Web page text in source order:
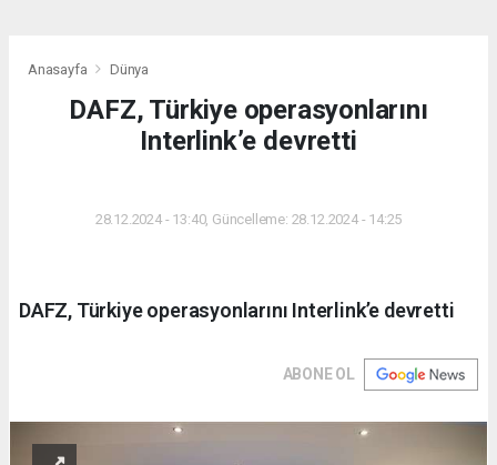
Anasayfa Dünya
DAFZ, Türkiye operasyonlarını
Interlink’e devretti
28.12.2024 - 13:40, Güncelleme: 28.12.2024 - 14:25
DAFZ, Türkiye operasyonlarını Interlink’e devretti
ABONE OL